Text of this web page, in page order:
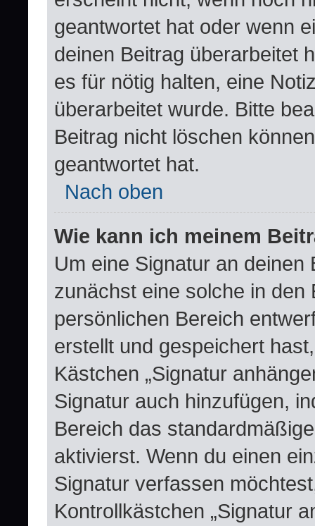
geantwortet hat oder wenn
deinen Beitrag überarbeitet
es für nötig halten, eine
überarbeitet wurde. Bitte
Beitrag nicht löschen
geantwortet hat.
Nach oben
Wie kann ich meinem
Um eine Signatur an
zunächst eine solche in den
persönlichen Bereich
erstellt und gespeichert
Kästchen „Signatur
Signatur auch hinzufügen,
Bereich das
aktivierst. Wenn du einen
Signatur verfassen
Kontrollkästchen „Signatur